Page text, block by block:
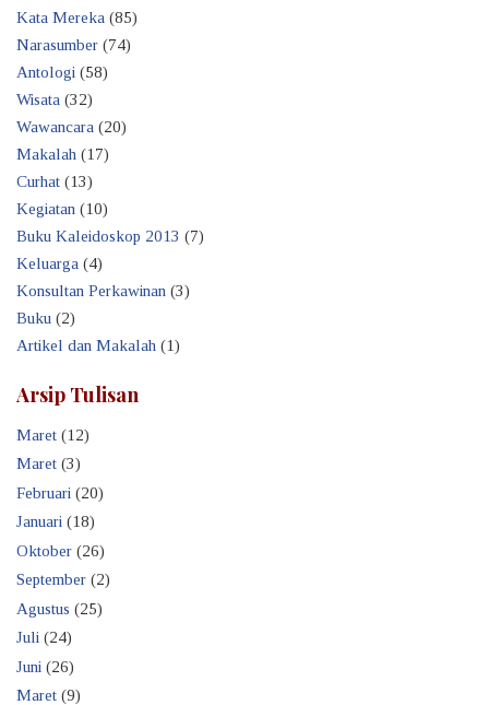
Kata Mereka (85)
Narasumber (74)
Antologi (58)
Wisata (32)
Wawancara (20)
Makalah (17)
Curhat (13)
Kegiatan (10)
Buku Kaleidoskop 2013 (7)
Keluarga (4)
Konsultan Perkawinan (3)
Buku (2)
Artikel dan Makalah (1)
Arsip Tulisan
Maret (12)
Maret (3)
Februari (20)
Januari (18)
Oktober (26)
September (2)
Agustus (25)
Juli (24)
Juni (26)
Maret (9)